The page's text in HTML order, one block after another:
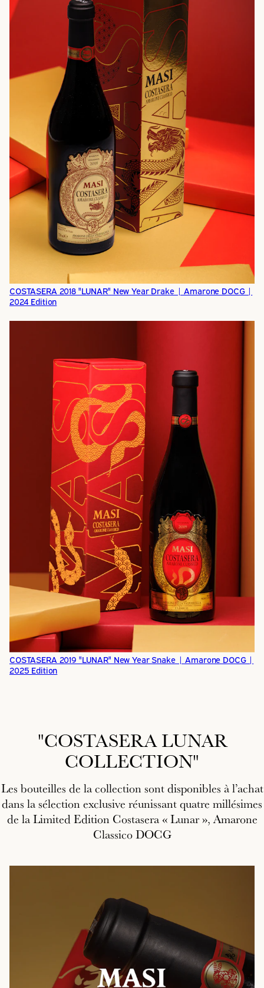
COSTASERA 2018 "LUNAR" New Year Drake | Amarone DOCG |
2024 Edition
COSTASERA 2019 "LUNAR" New Year Snake | Amarone DOCG |
2025 Edition
"COSTASERA LUNAR
COLLECTION"
Les bouteilles de la collection sont disponibles à l’achat
dans la sélection exclusive réunissant quatre millésimes
de la Limited Edition Costasera « Lunar », Amarone
Classico DOCG